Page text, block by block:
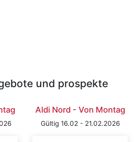
und prospekte
Aldi Nord - Von Montag
Gültig 16.02 - 21.02.2026